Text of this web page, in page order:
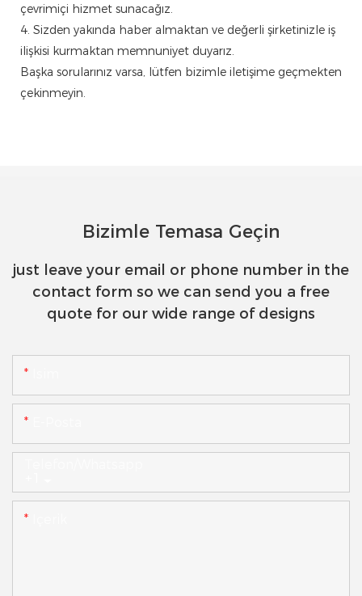
çevrimiçi hizmet sunacağız.
4. Sizden yakında haber almaktan ve değerli şirketinizle iş
ilişkisi kurmaktan memnuniyet duyarız.
Başka sorularınız varsa, lütfen bizimle iletişime geçmekten
çekinmeyin.
Bizimle Temasa Geçin
just leave your email or phone number in the
contact form so we can send you a free
quote for our wide range of designs